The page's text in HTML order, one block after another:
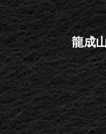
龍成